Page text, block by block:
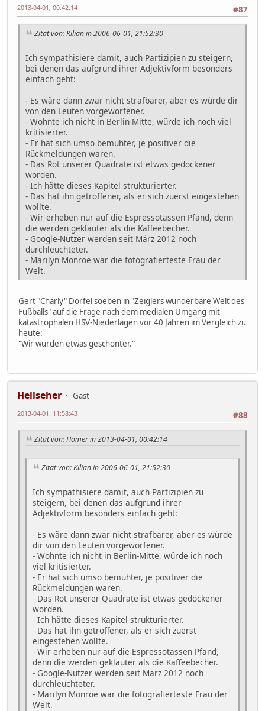
#87
2013-04-01, 00:42:14
Zitat von: Kilian in 2006-06-01, 21:52:30
Ich sympathisiere damit, auch Partizipien zu steigern,
bei denen das aufgrund ihrer Adjektivform besonders
einfach geht:
- Es wäre dann zwar nicht strafbarer, aber es würde dir
von den Leuten vorgeworfener.
- Wohnte ich nicht in Berlin-Mitte, würde ich noch viel
kritisierter.
- Er hat sich umso bemühter, je positiver die
Rückmeldungen waren.
- Das Rot unserer Quadrate ist etwas gedockener
worden.
- Ich hätte dieses Kapitel strukturierter.
- Das hat ihn getroffener, als er sich zuerst eingestehen
wollte.
- Wir erheben nur auf die Espressotassen Pfand, denn
die werden geklauter als die Kaffeebecher.
- Google-Nutzer werden seit März 2012 noch
durchleuchteter.
- Marilyn Monroe war die fotografierteste Frau der
Welt.
Gert "Charly" Dörfel soeben in "Zeiglers wunderbare Welt des
Fußballs" auf die Frage nach dem medialen Umgang mit
katastrophalen HSV-Niederlagen vor 40 Jahren im Vergleich zu
heute:
"Wir wurden etwas geschonter."
Hellseher
Gast
#88
2013-04-01, 11:58:43
Zitat von: Homer in 2013-04-01, 00:42:14
Zitat von: Kilian in 2006-06-01, 21:52:30
Ich sympathisiere damit, auch Partizipien zu
steigern, bei denen das aufgrund ihrer
Adjektivform besonders einfach geht:
- Es wäre dann zwar nicht strafbarer, aber es würde
dir von den Leuten vorgeworfener.
- Wohnte ich nicht in Berlin-Mitte, würde ich noch
viel kritisierter.
- Er hat sich umso bemühter, je positiver die
Rückmeldungen waren.
- Das Rot unserer Quadrate ist etwas gedockener
worden.
- Ich hätte dieses Kapitel strukturierter.
- Das hat ihn getroffener, als er sich zuerst
eingestehen wollte.
- Wir erheben nur auf die Espressotassen Pfand,
denn die werden geklauter als die Kaffeebecher.
- Google-Nutzer werden seit März 2012 noch
durchleuchteter.
- Marilyn Monroe war die fotografierteste Frau der
Welt.